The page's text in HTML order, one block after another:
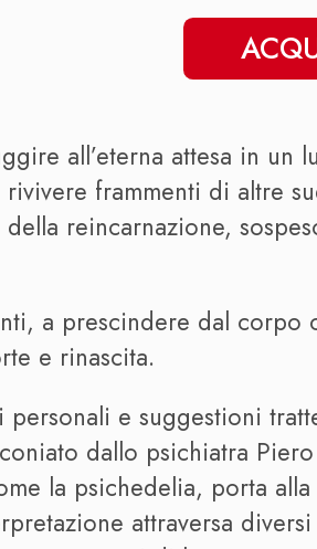
all’eterna attesa in un
frammenti di altre
reincarnazione,
a prescindere dal corpo
e rinascita.
e suggestioni
dallo psichiatra
la psichedelia, porta
attraversa